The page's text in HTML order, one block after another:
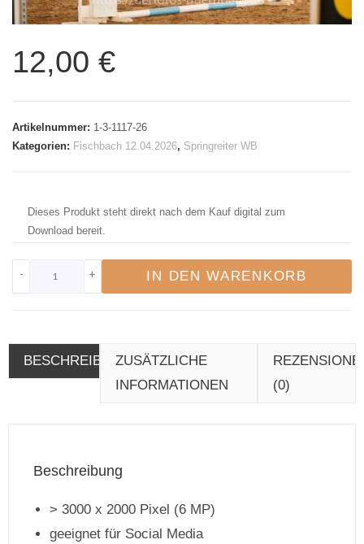
12,00 €
Artikelnummer: 1-3-1117-26
Kategorien: Fischbach 12.04.2026, Springreiter WB
Dieses Produkt steht direkt nach dem Kauf digital zum
Download bereit.
- + IN DEN WARENKORB
BESCHREIBUNGZUSÄTZLICHE
INFORMATIONEN
(0)
Beschreibung
> 3000 x 2000 Pixel (6 MP)
geeignet für Social Media